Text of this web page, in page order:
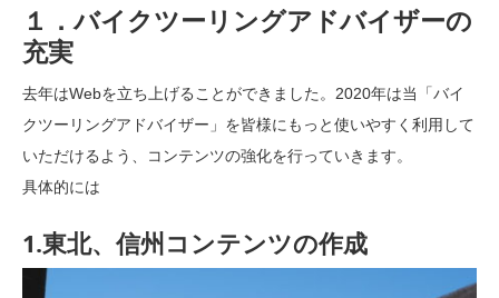
１．バイクツーリングアドバイザーの
充実
去年はWebを立ち上げることができました。2020年は当「バイ
クツーリングアドバイザー」を皆様にもっと使いやすく利用して
いただけるよう、コンテンツの強化を行っていきます。
具体的には
1.東北、信州コンテンツの作成